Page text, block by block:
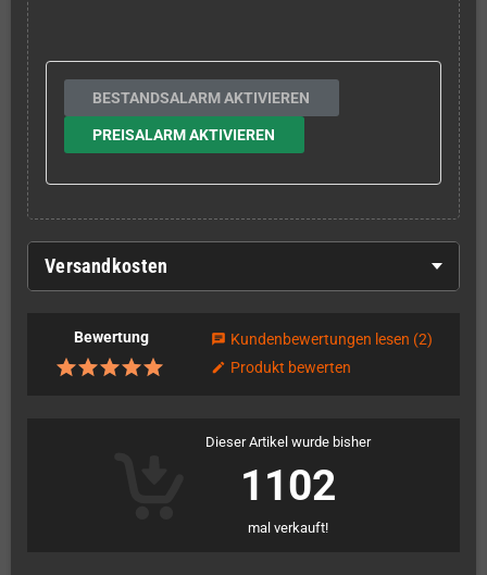
BESTANDSALARM AKTIVIEREN
PREISALARM AKTIVIEREN
Versandkosten
Bewertung chat Kundenbewertungen lesen (2)
edit Produkt bewerten
Dieser Artikel wurde bisher
1102
mal verkauft!